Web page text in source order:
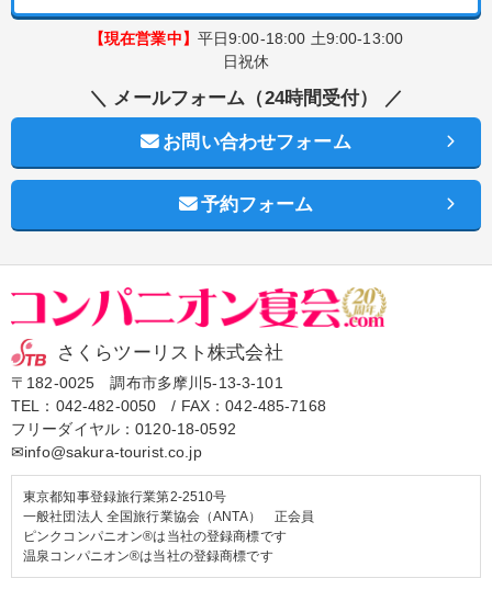
【現在営業中】 平日9:00-18:00 土9:00-13:00
日祝休
＼ メールフォーム（24時間受付） ／
お問い合わせフォーム
予約フォーム
さくらツーリスト株式会社
〒182-0025 調布市多摩川5-13-3-101
TEL： 042-482-0050 / FAX：042-485-7168
フリーダイヤル：0120-18-0592
✉info@sakura-tourist.co.jp
東京都知事登録旅行業第2-2510号
一般社団法人 全国旅行業協会（ANTA） 正会員
ピンクコンパニオン®は当社の登録商標です
温泉コンパニオン®は当社の登録商標です